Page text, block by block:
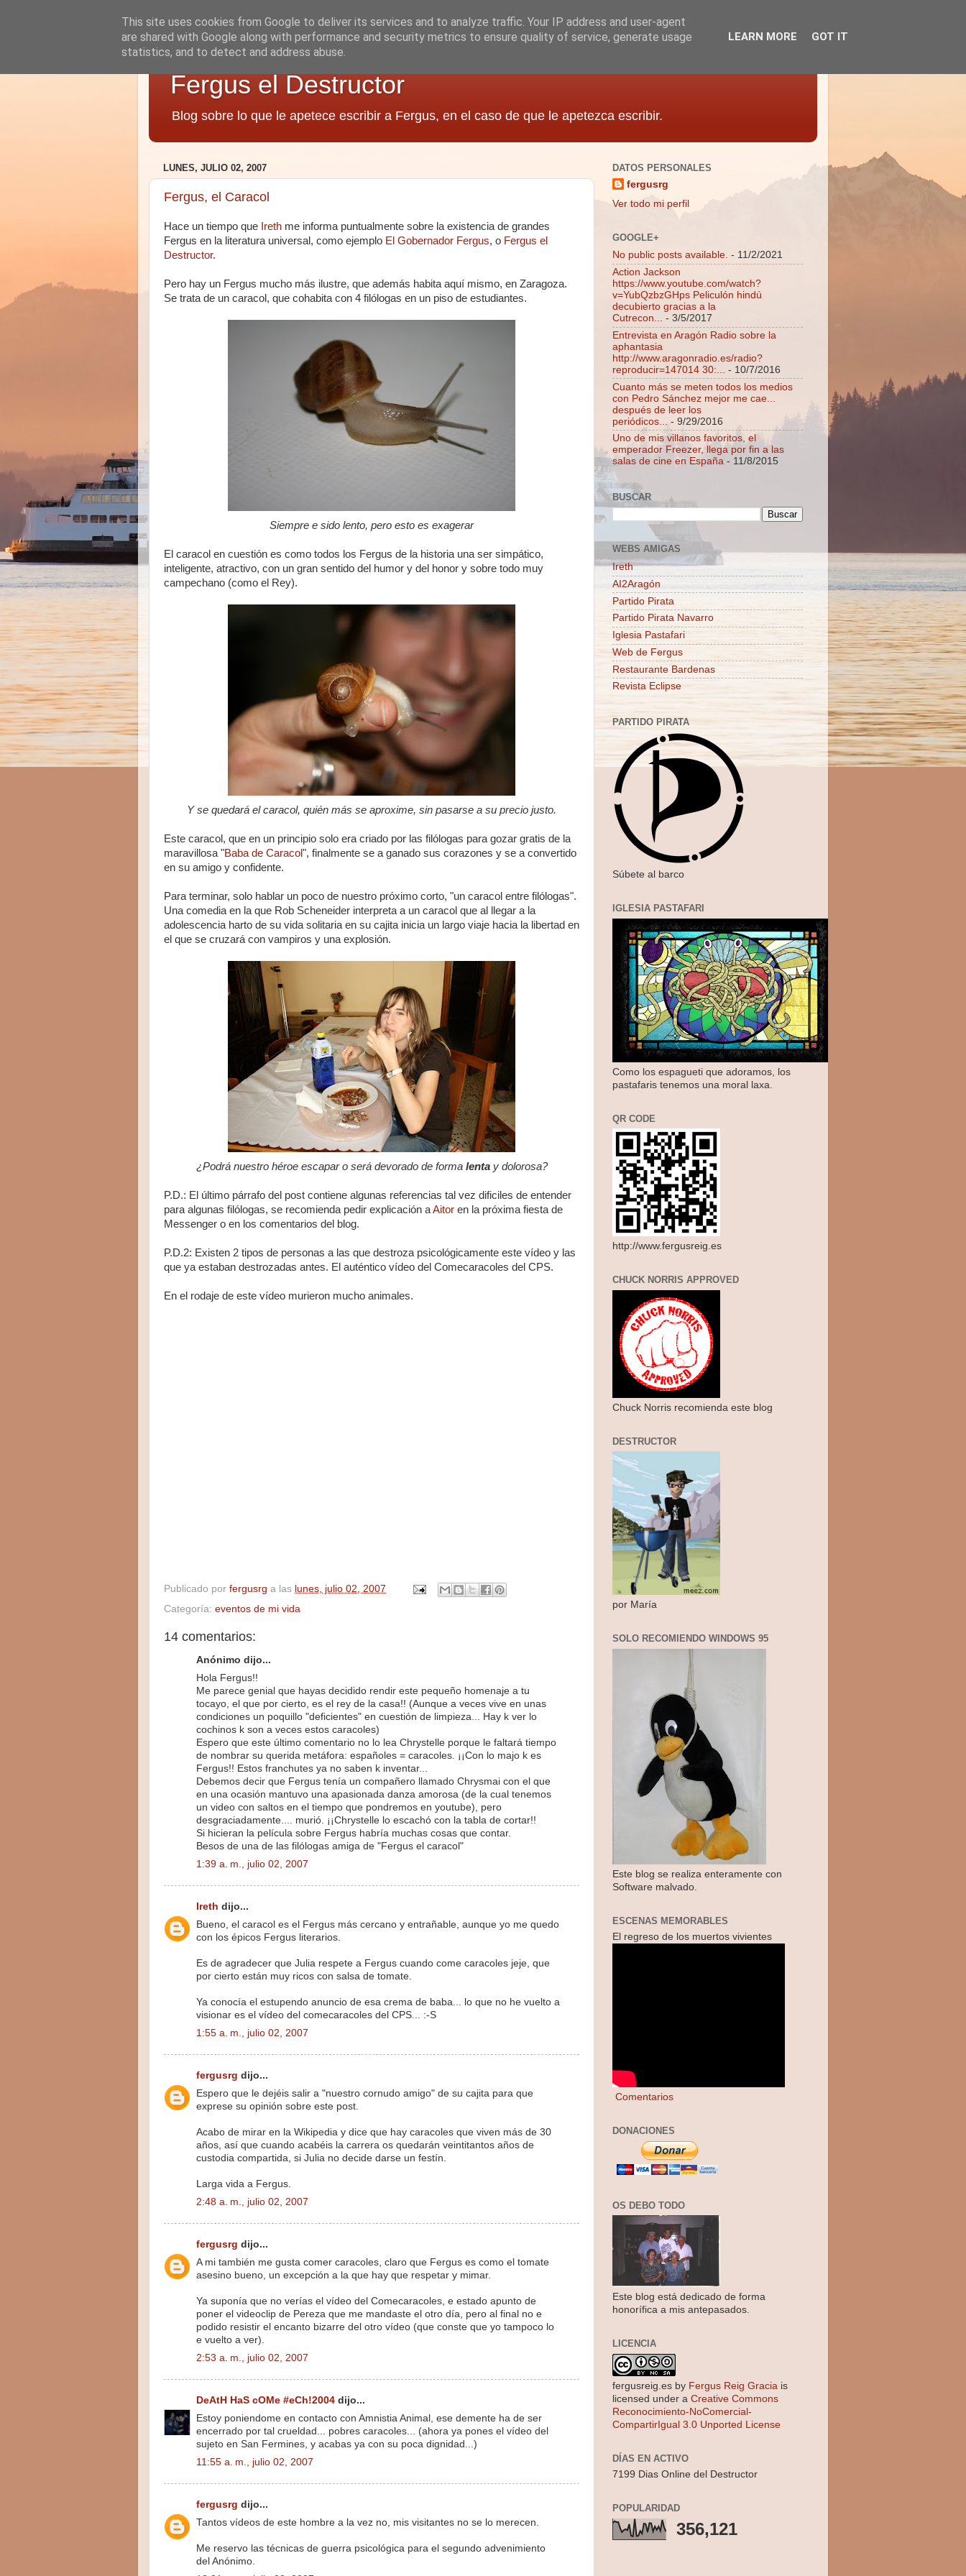
Fergus el Destructor
Blog sobre lo que le apetece escribir a Fergus, en el caso de que le apetezca escribir.
LUNES, JULIO 02, 2007
Fergus, el Caracol
Hace un tiempo que Ireth me informa puntualmente sobre la existencia de grandes
Fergus en la literatura universal, como ejemplo El Gobernador Fergus, o Fergus el
Destructor.
Pero hay un Fergus mucho más ilustre, que además habita aquí mismo, en Zaragoza.
Se trata de un caracol, que cohabita con 4 filólogas en un piso de estudiantes.
Siempre e sido lento, pero esto es exagerar
El caracol en cuestión es como todos los Fergus de la historia una ser simpático,
inteligente, atractivo, con un gran sentido del humor y del honor y sobre todo muy
campechano (como el Rey).
Y se quedará el caracol, quién más se aproxime, sin pasarse a su precio justo.
Este caracol, que en un principio solo era criado por las filólogas para gozar gratis de la
maravillosa "Baba de Caracol", finalmente se a ganado sus corazones y se a convertido
en su amigo y confidente.
Para terminar, solo hablar un poco de nuestro próximo corto, "un caracol entre filólogas".
Una comedia en la que Rob Scheneider interpreta a un caracol que al llegar a la
adolescencia harto de su vida solitaria en su cajita inicia un largo viaje hacia la libertad en
el que se cruzará con vampiros y una explosión.
¿Podrá nuestro héroe escapar o será devorado de forma lentay dolorosa?
P.D.: El último párrafo del post contiene algunas referencias tal vez dificiles de entender
para algunas filólogas, se recomienda pedir explicación aAitor en la próxima fiesta de
Messenger o en los comentarios del blog.
P.D.2: Existen 2 tipos de personas a las que destroza psicológicamente este vídeo y las
que ya estaban destrozadas antes. El auténtico vídeo del Comecaracoles del CPS.
En el rodaje de este vídeo murieron mucho animales.
Publicado por fergusrg a las lunes, julio 02, 2007
Categoría: eventos de mi vida
14 comentarios:
Anónimo dijo...
Hola Fergus!!
Me parece genial que hayas decidido rendir este pequeño homenaje a tu
tocayo, el que por cierto, es el rey de la casa!! (Aunque a veces vive en unas
condiciones un poquillo "deficientes" en cuestión de limpieza... Hay k ver lo
cochinos k son a veces estos caracoles)
Espero que este último comentario no lo lea Chrystelle porque le faltará tiempo
de nombrar su querida metáfora: españoles = caracoles. ¡¡Con lo majo k es
Fergus!! Estos franchutes ya no saben k inventar...
Debemos decir que Fergus tenía un compañero llamado Chrysmai con el que
en una ocasión mantuvo una apasionada danza amorosa (de la cual tenemos
un video con saltos en el tiempo que pondremos en youtube), pero
desgraciadamente.... murió. ¡¡Chrystelle lo escachó con la tabla de cortar!!
Si hicieran la película sobre Fergus habría muchas cosas que contar.
Besos de una de las filólogas amiga de "Fergus el caracol"
1:39 a. m., julio 02, 2007
Ireth dijo...
Bueno, el caracol es el Fergus más cercano y entrañable, aunque yo me quedo
con los épicos Fergus literarios.
Es de agradecer que Julia respete a Fergus cuando come caracoles jeje, que
por cierto están muy ricos con salsa de tomate.
Ya conocía el estupendo anuncio de esa crema de baba... lo que no he vuelto a
visionar es el vídeo del comecaracoles del CPS... :-S
1:55 a. m., julio 02, 2007
fergusrg dijo...
Espero que le dejéis salir a "nuestro cornudo amigo" de su cajita para que
exprese su opinión sobre este post.
Acabo de mirar en la Wikipedia y dice que hay caracoles que viven más de 30
años, así que cuando acabéis la carrera os quedarán veintitantos años de
custodia compartida, si Julia no decide darse un festín.
Larga vida a Fergus.
2:48 a. m., julio 02, 2007
fergusrg dijo...
A mi también me gusta comer caracoles, claro que Fergus es como el tomate
asesino bueno, un excepción a la que hay que respetar y mimar.
Ya suponía que no verías el vídeo del Comecaracoles, e estado apunto de
poner el videoclip de Pereza que me mandaste el otro día, pero al final no e
podido resistir el encanto bizarre del otro vídeo (que conste que yo tampoco lo
e vuelto a ver).
2:53 a. m., julio 02, 2007
DeAtH HaS cOMe #eCh!2004 dijo...
Estoy poniendome en contacto con Amnistia Animal, ese demente ha de ser
encerrado por tal crueldad... pobres caracoles... (ahora ya pones el vídeo del
sujeto en San Fermines, y acabas ya con su poca dignidad...)
11:55 a. m., julio 02, 2007
fergusrg dijo...
Tantos vídeos de este hombre a la vez no, mis visitantes no se lo merecen.
Me reservo las técnicas de guerra psicológica para el segundo advenimiento
del Anónimo.
DATOS PERSONALES
fergusrg
Ver todo mi perfil
GOOGLE+
No public posts available. - 11/2/2021
Action Jackson
https://www.youtube.com/watch?
v=YubQzbzGHps Peliculón hindú
decubierto gracias a la
Cutrecon... - 3/5/2017
Entrevista en Aragón Radio sobre la
aphantasia
http://www.aragonradio.es/radio?
reproducir=147014 30:...
- 10/7/2016
Cuanto más se meten todos los medios
con Pedro Sánchez mejor me cae...
después de leer los
periódicos...
- 9/29/2016
Uno de mis villanos favoritos, el
emperador Freezer, llega por fin a las
salas de cine en España - 11/8/2015
BUSCAR
WEBS AMIGAS
Ireth
AI2Aragón
Partido Pirata
Partido Pirata Navarro
Iglesia Pastafari
Web de Fergus
Restaurante Bardenas
Revista Eclipse
PARTIDO PIRATA
Súbete al barco
IGLESIA PASTAFARI
Como los espagueti que adoramos, los
pastafaris tenemos una moral laxa.
QR CODE
http://www.fergusreig.es
CHUCK NORRIS APPROVED
Chuck Norris recomienda este blog
DESTRUCTOR
por María
SOLO RECOMIENDO WINDOWS 95
Este blog se realiza enteramente con
Software malvado.
ESCENAS MEMORABLES
El regreso de los muertos vivientes
Comentarios
DONACIONES
OS DEBO TODO
Este blog está dedicado de forma
honorífica a mis antepasados.
LICENCIA
fergusreig.es by Fergus Reig Gracia is
licensed under a Creative Commons
Reconocimiento-NoComercial-
CompartirIgual 3.0 Unported License
DÍAS EN ACTIVO
7199 Dias Online del Destructor
POPULARIDAD
356,121
This site uses cookies from Google to deliver its services and to analyze traffic. Your IP address and user-agent
are shared with Google along with performance and security metrics to ensure quality of service, generate usage
statistics, and to detect and address abuse.
LEARN MORE GOT IT